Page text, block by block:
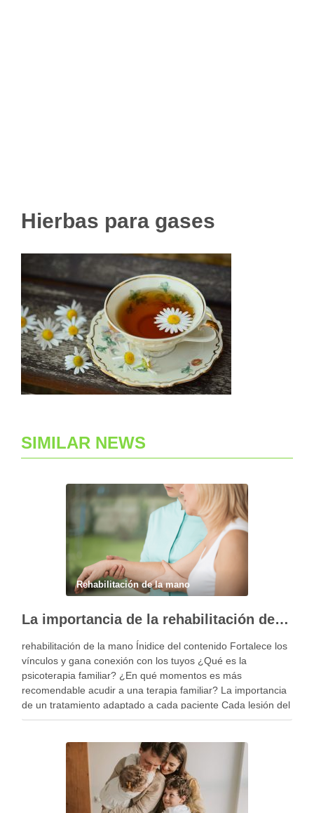
Hierbas para gases
SIMILAR NEWS
Rehabilitación de la mano
La importancia de la rehabilitación de la mano personalizada
rehabilitación de la mano Ínidice del contenido Fortalece los
vínculos y gana conexión con los tuyos ¿Qué es la
psicoterapia familiar? ¿En qué momentos es más
recomendable acudir a una terapia familiar? La importancia
de un tratamiento adaptado a cada paciente Cada lesión del
miembro superior es diferente y, por …